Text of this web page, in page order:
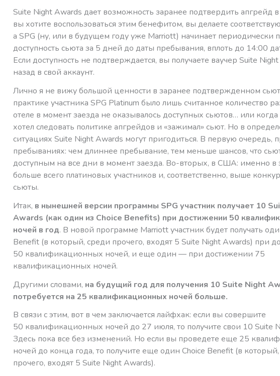
Suite Night Awards дает возможность заранее подтвердить апгрейд
вы хотите воспользоваться этим бенефитом, вы делаете
а SPG (ну, или в будущем году уже Marriott) начинает периодически
доступность сьюта за 5 дней до даты пребывания, вплоть до 14:00
Если доступность не подтверждается, вы получаете ваучер Suite
назад в свой аккаунт.
Лично я не вижу большой ценности в заранее подтвержденном
практике участника SPG Platinum было лишь считанное количество
отеле в момент заезда не оказывалось доступных сьютов… или когда
хотел следовать политике апгрейдов и «зажимал» сьют. Но в
ситуациях Suite Night Awards могут пригодиться. В первую очередь,
пребываниях: чем длиннее пребывание, тем меньше шансов, что
доступным на все дни в момент заезда. Во-вторых, в США: именно в
больше всего платиновых участников и, соответственно, выше
сьюты.
Итак, в нынешней версии программы SPG участник получает 10
Awards (как один из Choice Benefits) при достижении 50
ночей в год. В новой программе Marriott участник будет получать
Benefit (в который, среди прочего, входят 5 Suite Night Awards) при
50 квалификационных ночей, и еще один — при достижении 75
квалификационных ночей.
Другими словами, на будущий год для получения 10 Suite Night
потребуется на 25 квалификационных ночей больше.
В связи с этим, вот в чем заключается лайфхак: если вы совершите
50 квалификационных ночей до 27 июля, то получите свои 10 Suite
Здесь пока все без изменений. Но если вы проведете еще 25
ночей до конца года, то получите еще один Choice Benefit (в
прочего, входят 5 Suite Night Awards).